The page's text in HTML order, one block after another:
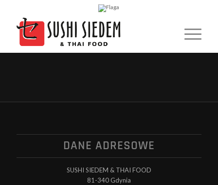
DANE ADRESOWE
SUSHI SIEDEM & THAI FOOD
81-340 Gdynia